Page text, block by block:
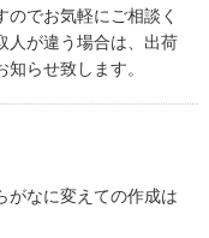
でお気軽にご相談く
人が違う場合は、出荷
らせ致します。
がなに変えての作成は